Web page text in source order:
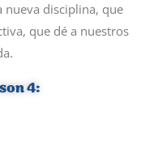
nueva disciplina, que
que dé a nuestros
4: